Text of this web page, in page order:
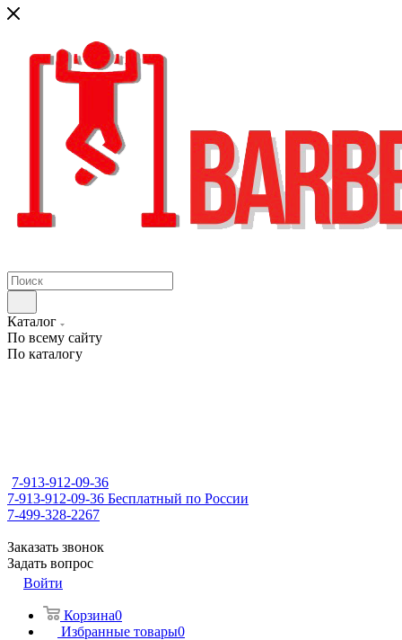
Каталог
По всему сайту
По каталогу
7-913-912-09-36
7-913-912-09-36 Бесплатный по России
7-499-328-2267
Заказать звонок
Задать вопрос
Войти
Корзина0
Избранные товары0